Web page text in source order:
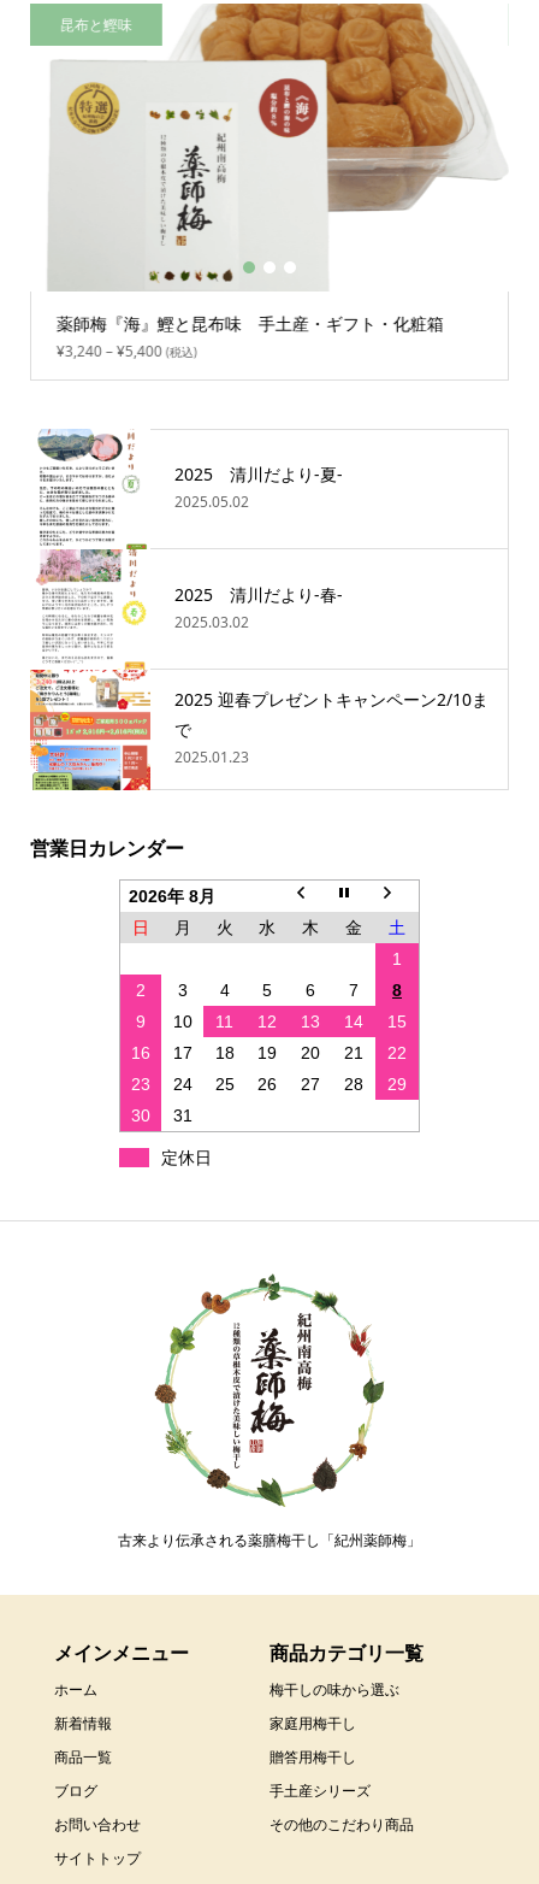
薬師梅『海』鰹と昆布味 手土産・ギフト・化粧箱
¥3,240–¥5,400 (税込)
昆布と鰹味
1 2 3
2025 清川だより-夏-
2025.05.02
2025 清川だより-春-
2025.03.02
2025 迎春プレゼントキャンペーン2/10ま
で
2025.01.23
営業日カレンダー
2026年 8月
日
月 火 水 木 金
土
1
2
3 4 5 6 7
8
9
10 11 12 13 14
15
16
17 18 19 20 21
22
23
24 25 26 27 28
29
30
31
定休日
古来より伝承される薬膳梅干し「紀州薬師梅」
メインメニュー
ホーム
新着情報
商品一覧
ブログ
お問い合わせ
サイトトップ
商品カテゴリ一覧
梅干しの味から選ぶ
家庭用梅干し
贈答用梅干し
手土産シリーズ
その他のこだわり商品